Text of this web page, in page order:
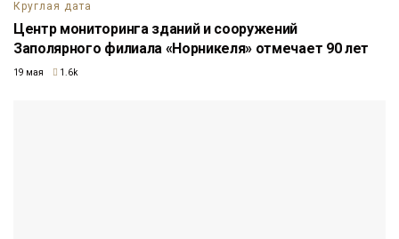
Круглая дата
Центр мониторинга зданий и сооружений
Заполярного филиала «Норникеля» отмечает 90 лет
19 мая 1.6k